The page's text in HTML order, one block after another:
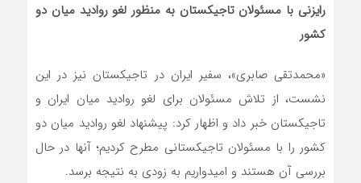
رایزنی با مسئولان تاجیکستان به منظور لغو روادید میان دو
کشور
«محمدتقی صابری»، سفیر ایران در تاجیکستان نیز در این
نشست، از تلاش مسئولان برای لغو روادید میان ایران و
تاجیکستان خبر داد و اظهار کرد: پیشنهاد لغو روادید میان دو
کشور را با مسئولان تاجیکستانی مطرح کردیم؛ آنها در حال
بررسی آن هستند و امیدواریم به زودی به نتیجه برسد.